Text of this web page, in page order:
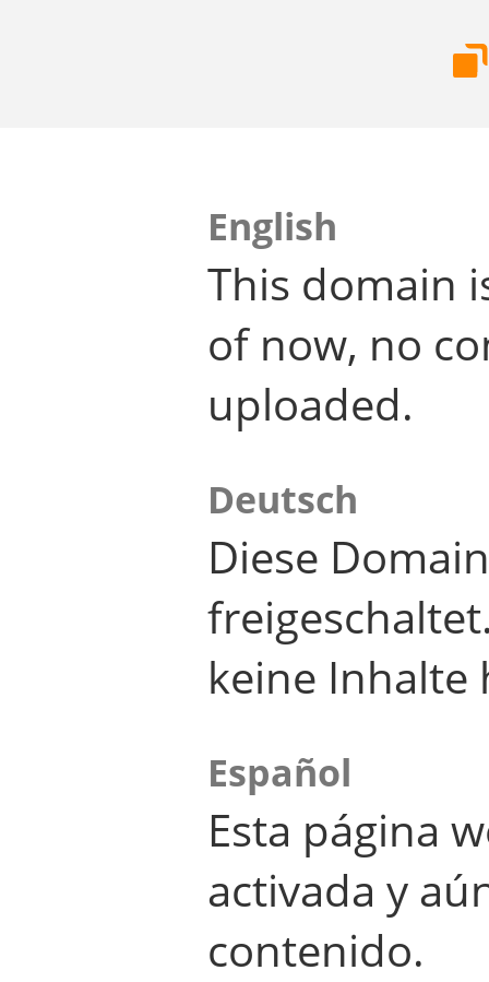
English
This domain
of now, no
uploaded.
Deutsch
Diese
keine Inhalte
Español
Esta página
activada y
contenido.